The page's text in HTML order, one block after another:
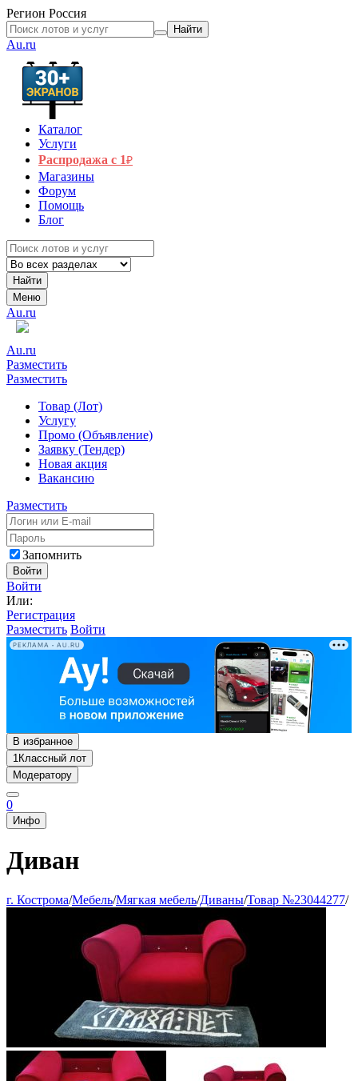
Регион Россия
Найти
Au.ru
Каталог
Услуги
Распродажа с 1₽
Магазины
Форум
Помощь
Блог
Найти
Меню
Au.ru
Au.ru
Разместить
Разместить
Товар (Лот)
Услугу
Промо (Объявление)
Заявку (Тендер)
Новая акция
Вакансию
Разместить
Запомнить
Войти
Войти
Или:
Регистрация
Разместить Войти
РЕКЛАМА • AU.RU
В избранное
1Классный лот
Модератору
0
Инфо
Диван
г. Кострома/Мебель/Мягкая мебель/Диваны/Товар №23044277/